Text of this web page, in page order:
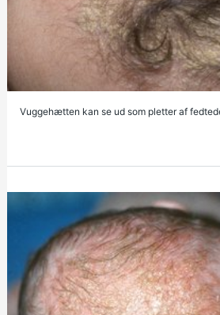
Vuggehætten kan se ud som pletter af